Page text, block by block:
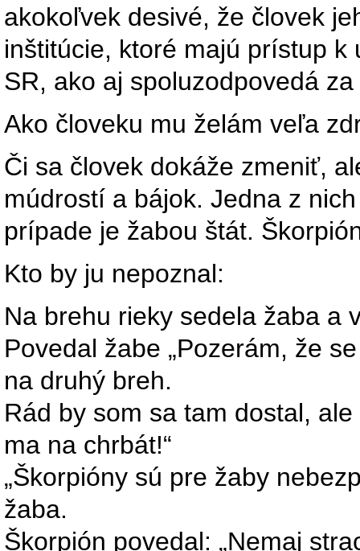
akokoľvek desivé, že človek
inštitúcie, ktoré majú prístup
SR, ako aj spoluzodpovedá
Ako človeku mu želám veľa
Či sa človek dokáže zmeniť,
múdrostí a bájok. Jedna z
prípade je žabou štát.
Kto by ju nepoznal:
Na brehu rieky sedela žaba a
Povedal žabe „Pozerám, že
na druhý breh.
Rád by som sa tam dostal,
ma na chrbát!“
„Škorpióny sú pre žaby
žaba.
Škorpión povedal: „Nemaj